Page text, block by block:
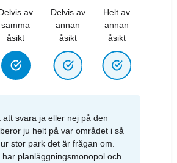
av
samma
åsikt
Delvis av
annan
åsikt
Helt av
annan
åsikt
att svara ja eller nej på den
ju helt på var området i så
stor park det är frågan om.
har planläggningsmonopol och